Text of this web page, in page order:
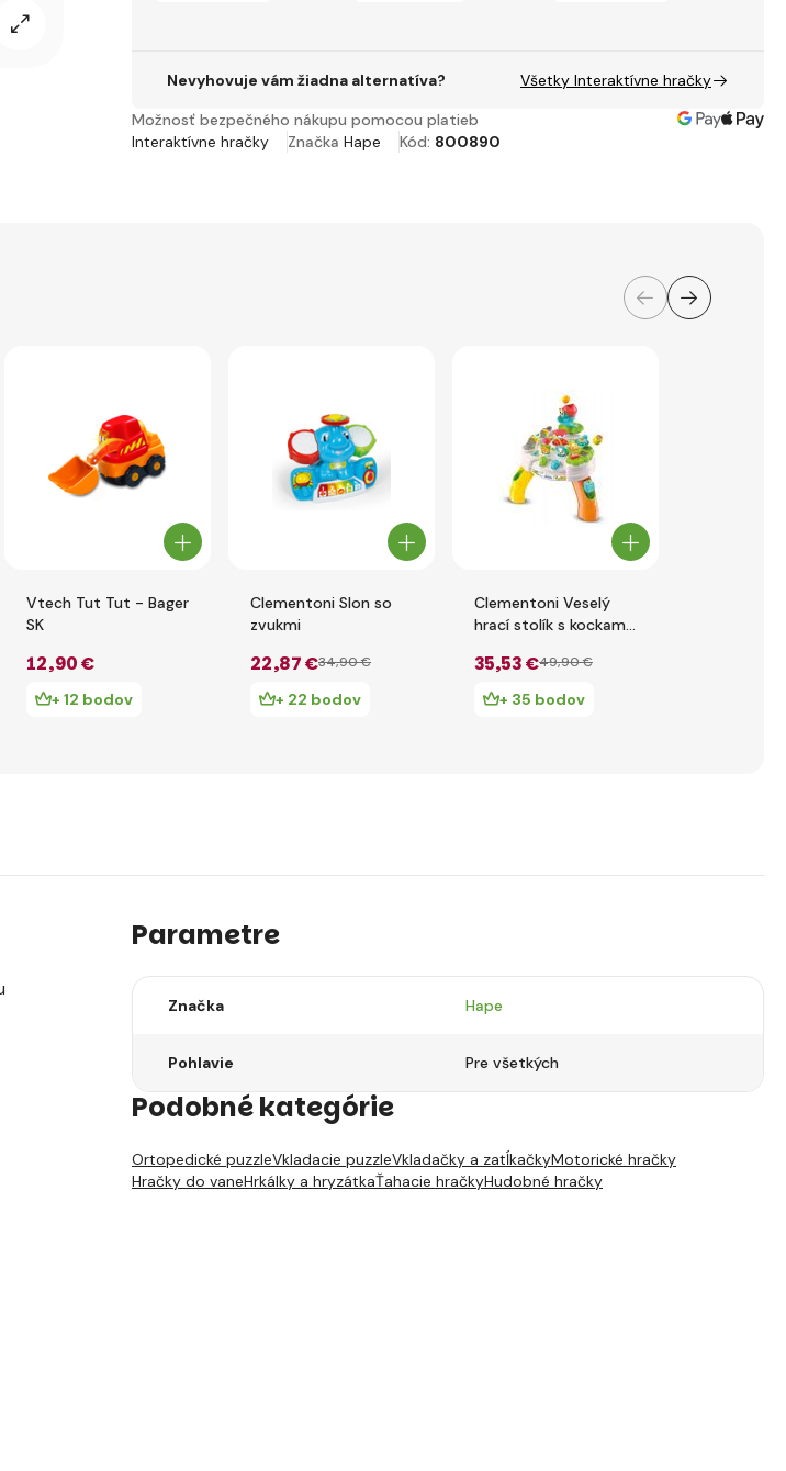
Nevyhovuje vám žiadna alternatíva?
Všetky Interaktívne hračky
Možnosť bezpečného nákupu pomocou platieb
Interaktívne hračky
Značka Hape Kód: 800890
Vtech Tut Tut - Bager
SK
12,90 €
+ 12 bodov
Clementoni Slon so
zvukmi
22,87 €34,90 €
+ 22 bodov
Clementoni Veselý
hrací stolík s kockami
35,53 €49,90 €
+ 35 bodov
Parametre
Značka Hape
Pohlavie Pre všetkých
Podobné kategórie
Ortopedické puzzleVkladacie puzzleVkladačky a zatĺkačkyMotorické hračky
Hračky do vaneHrkálky a hryzátkaŤahacie hračkyHudobné hračky